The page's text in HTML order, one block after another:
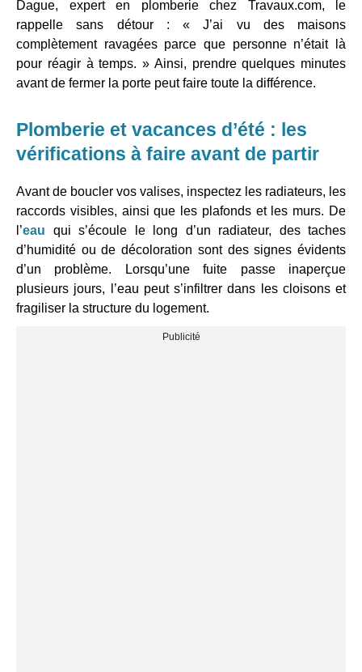
Dague, expert en plomberie chez Travaux.com, le
rappelle sans détour : « J’ai vu des maisons
complètement ravagées parce que personne n’était là
pour réagir à temps. » Ainsi, prendre quelques minutes
avant de fermer la porte peut faire toute la différence.
Plomberie et vacances d’été : les
vérifications à faire avant de partir
Avant de boucler vos valises, inspectez les radiateurs, les
raccords visibles, ainsi que les plafonds et les murs. De
l’eau qui s’écoule le long d’un radiateur, des taches
d’humidité ou de décoloration sont des signes évidents
d’un problème. Lorsqu’une fuite passe inaperçue
plusieurs jours, l’eau peut s’infiltrer dans les cloisons et
fragiliser la structure du logement.